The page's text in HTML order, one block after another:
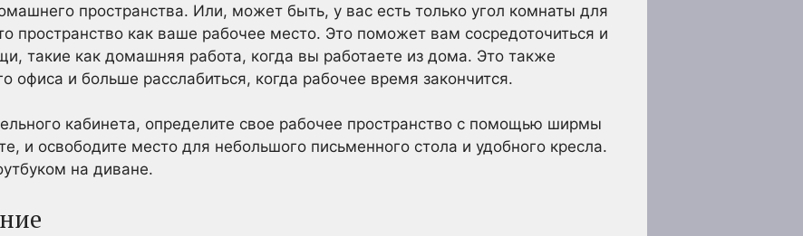
пространства. Или, может быть, у вас есть только угол комнаты для
пространство как ваше рабочее место. Это поможет вам сосредоточиться и
такие как домашняя работа, когда вы работаете из дома. Это также
офиса и больше расслабиться, когда рабочее время закончится.
кабинета, определите свое рабочее пространство с помощью ширмы
и освободите место для небольшого письменного стола и удобного кресла.
на диване.